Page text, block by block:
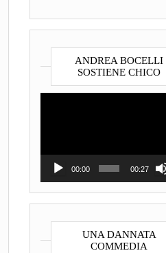
ANDREA BOCELLI
SOSTIENE CHICO
00:00 00:27
UNA DANNATA
COMMEDIA